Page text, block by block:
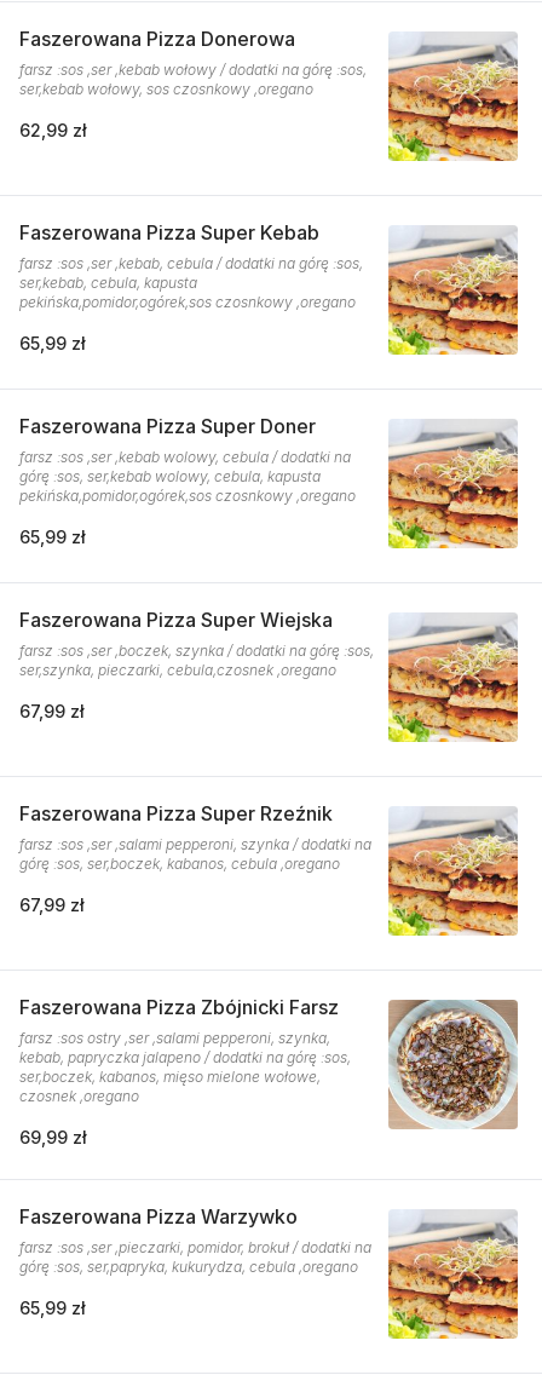
Faszerowana Pizza Donerowa
farsz :sos ,ser ,kebab wołowy / dodatki na górę :sos,
ser,kebab wołowy, sos czosnkowy ,oregano
62,99 zł
Faszerowana Pizza Super Kebab
farsz :sos ,ser ,kebab, cebula / dodatki na górę :sos,
ser,kebab, cebula, kapusta
pekińska,pomidor,ogórek,sos czosnkowy ,oregano
65,99 zł
Faszerowana Pizza Super Doner
farsz :sos ,ser ,kebab wolowy, cebula / dodatki na
górę :sos, ser,kebab wolowy, cebula, kapusta
pekińska,pomidor,ogórek,sos czosnkowy ,oregano
65,99 zł
Faszerowana Pizza Super Wiejska
farsz :sos ,ser ,boczek, szynka / dodatki na górę :sos,
ser,szynka, pieczarki, cebula,czosnek ,oregano
67,99 zł
Faszerowana Pizza Super Rzeźnik
farsz :sos ,ser ,salami pepperoni, szynka / dodatki na
górę :sos, ser,boczek, kabanos, cebula ,oregano
67,99 zł
Faszerowana Pizza Zbójnicki Farsz
farsz :sos ostry ,ser ,salami pepperoni, szynka,
kebab, papryczka jalapeno / dodatki na górę :sos,
ser,boczek, kabanos, mięso mielone wołowe,
czosnek ,oregano
69,99 zł
Faszerowana Pizza Warzywko
farsz :sos ,ser ,pieczarki, pomidor, brokuł / dodatki na
górę :sos, ser,papryka, kukurydza, cebula ,oregano
65,99 zł